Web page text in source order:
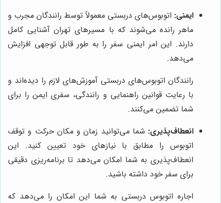
ایمنی: اتوبوس‌های دربستی معمولاً توسط رانندگان مجرب و
ماهر رانده می‌شوند که با مسیرهای تهران آشنایی کامل
دارند. این امر ایمنی سفر را به طور قابل توجهی افزایش
می‌دهد.
رانندگان اتوبوس‌های دربستی آموزش‌های لازم را دیده‌اند و
با رعایت قوانین راهنمایی و رانندگی، سفری ایمن را برای
شما تضمین می‌کنند.
انعطاف‌پذیری: شما می‌توانید زمان و مکان حرکت و توقف
اتوبوس را مطابق با نیازهای خود تعیین کنید. این
انعطاف‌پذیری به شما امکان می‌دهد تا برنامه‌ریزی دقیقی
برای سفر خود داشته باشید.
اجاره اتوبوس دربستی به شما این امکان را می‌دهد که